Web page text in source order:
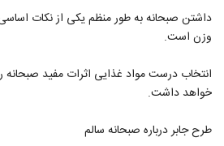
داشتن صبحانه به طور منظم یکی از نکات
وزن است.
انتخاب درست مواد غذایی اثرات مفید صبحانه
خواهد داشت.
طرح جابر درباره صبحانه سالم